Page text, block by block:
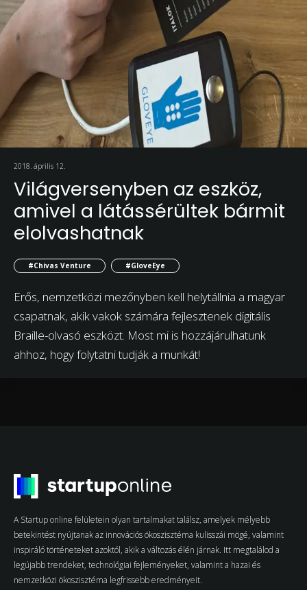
2018. április 12.
Világversenyben az eszköz,
amivel a látássérültek bármit
elolvashatnak
#Chivas Venture #GloveEye
Erős, nemzetközi mezőnyben kell helytállnia a magyar
csapatnak, akik vakok számára fejlesztenek digitális
Braille-olvasó eszközt. Most mi is hozzájárulhatunk
ahhoz, hogy folytatni tudják a munkát!
A Startup online felületein olyan tartalmakat találsz, amelyek mélyebb
betekintést nyújtanak az innovációs ökoszisztéma kulisszái mögé, valamint
inspiráló történeteket azoktól, akik a változás élén járnak. Itt megtalálod a
legújabb trendeket, technológiai fejleményeket, valamint a hazai és
nemzetközi ökoszisztéma legfrissebb eredményeit.